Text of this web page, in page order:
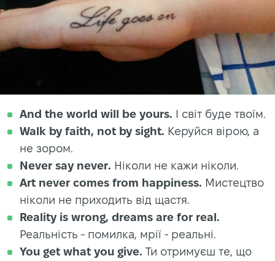
And the world will be yours. І світ буде твоїм.
Walk by faith, not by sight. Керуйся вірою, а
не зором.
Never say never. Ніколи не кажи ніколи.
Art never comes from happiness. Мистецтво
ніколи не приходить від щастя.
Reality is wrong, dreams are for real.
Реальність - помилка, мрії - реальні.
You get what you give. Ти отримуєш те, що